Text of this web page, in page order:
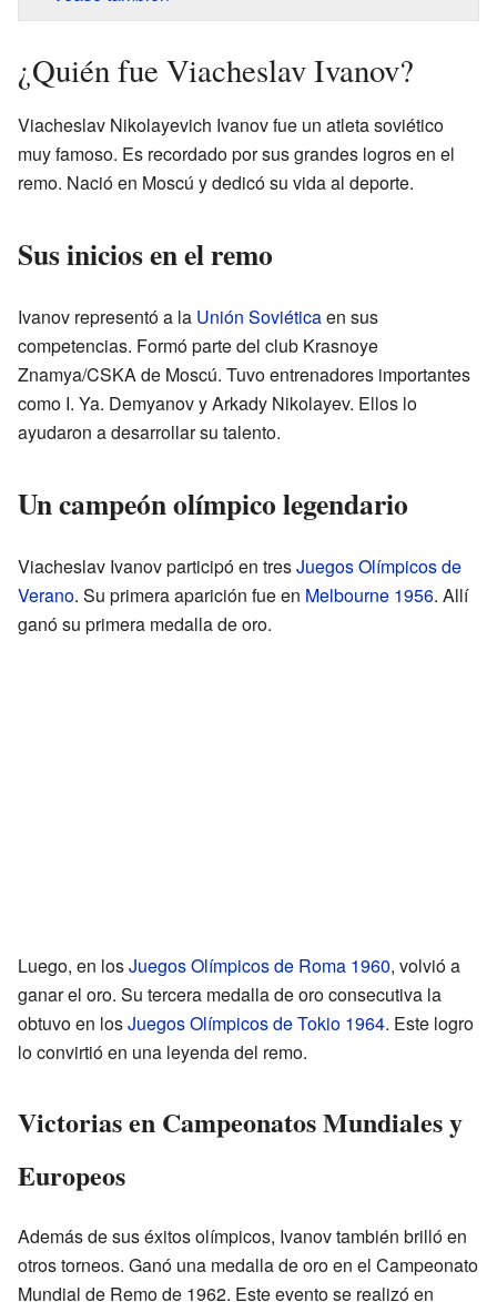
¿Quién fue Viacheslav Ivanov?
Viacheslav Nikolayevich Ivanov fue un atleta soviético
muy famoso. Es recordado por sus grandes logros en el
remo. Nació en Moscú y dedicó su vida al deporte.
Sus inicios en el remo
Ivanov representó a la Unión Soviéticaen sus
competencias. Formó parte del club Krasnoye
Znamya/CSKA de Moscú. Tuvo entrenadores importantes
como I. Ya. Demyanov y Arkady Nikolayev. Ellos lo
ayudaron a desarrollar su talento.
Un campeón olímpico legendario
Viacheslav Ivanov participó en tresJuegos Olímpicos de
Verano. Su primera aparición fue en Melbourne 1956. Allí
ganó su primera medalla de oro.
Luego, en losJuegos Olímpicos de Roma 1960, volvió a
ganar el oro. Su tercera medalla de oro consecutiva la
obtuvo en losJuegos Olímpicos de Tokio 1964. Este logro
lo convirtió en una leyenda del remo.
Victorias en Campeonatos Mundiales y
Europeos
Además de sus éxitos olímpicos, Ivanov también brilló en
otros torneos. Ganó una medalla de oro en el Campeonato
Mundial de Remo de 1962. Este evento se realizó en